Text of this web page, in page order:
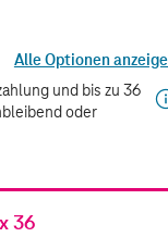
Alle Optionen
und bis zu 36
oder
36